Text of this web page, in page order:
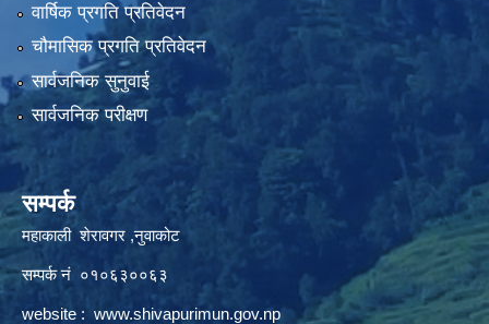
वार्षिक प्रगति प्रतिवेदन
चौमासिक प्रगति प्रतिवेदन
सार्वजनिक सुनुवाई
सार्वजनिक परीक्षण
सम्पर्क
महाकाली शेरावगर ,नुवाकोट
सम्पर्क नं ०१०६३००६३
website : www.shivapurimun.gov.np